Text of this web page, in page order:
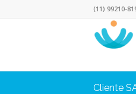
(11) 99210-
Cliente